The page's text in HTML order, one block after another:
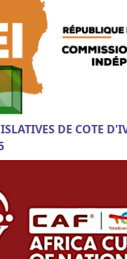
DE COTE